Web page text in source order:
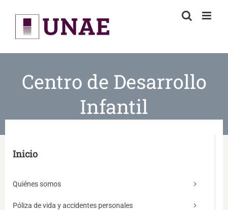
content
Centro de Desarrollo
Infantil
Inicio
Quiénes somos
Póliza de vida y accidentes personales